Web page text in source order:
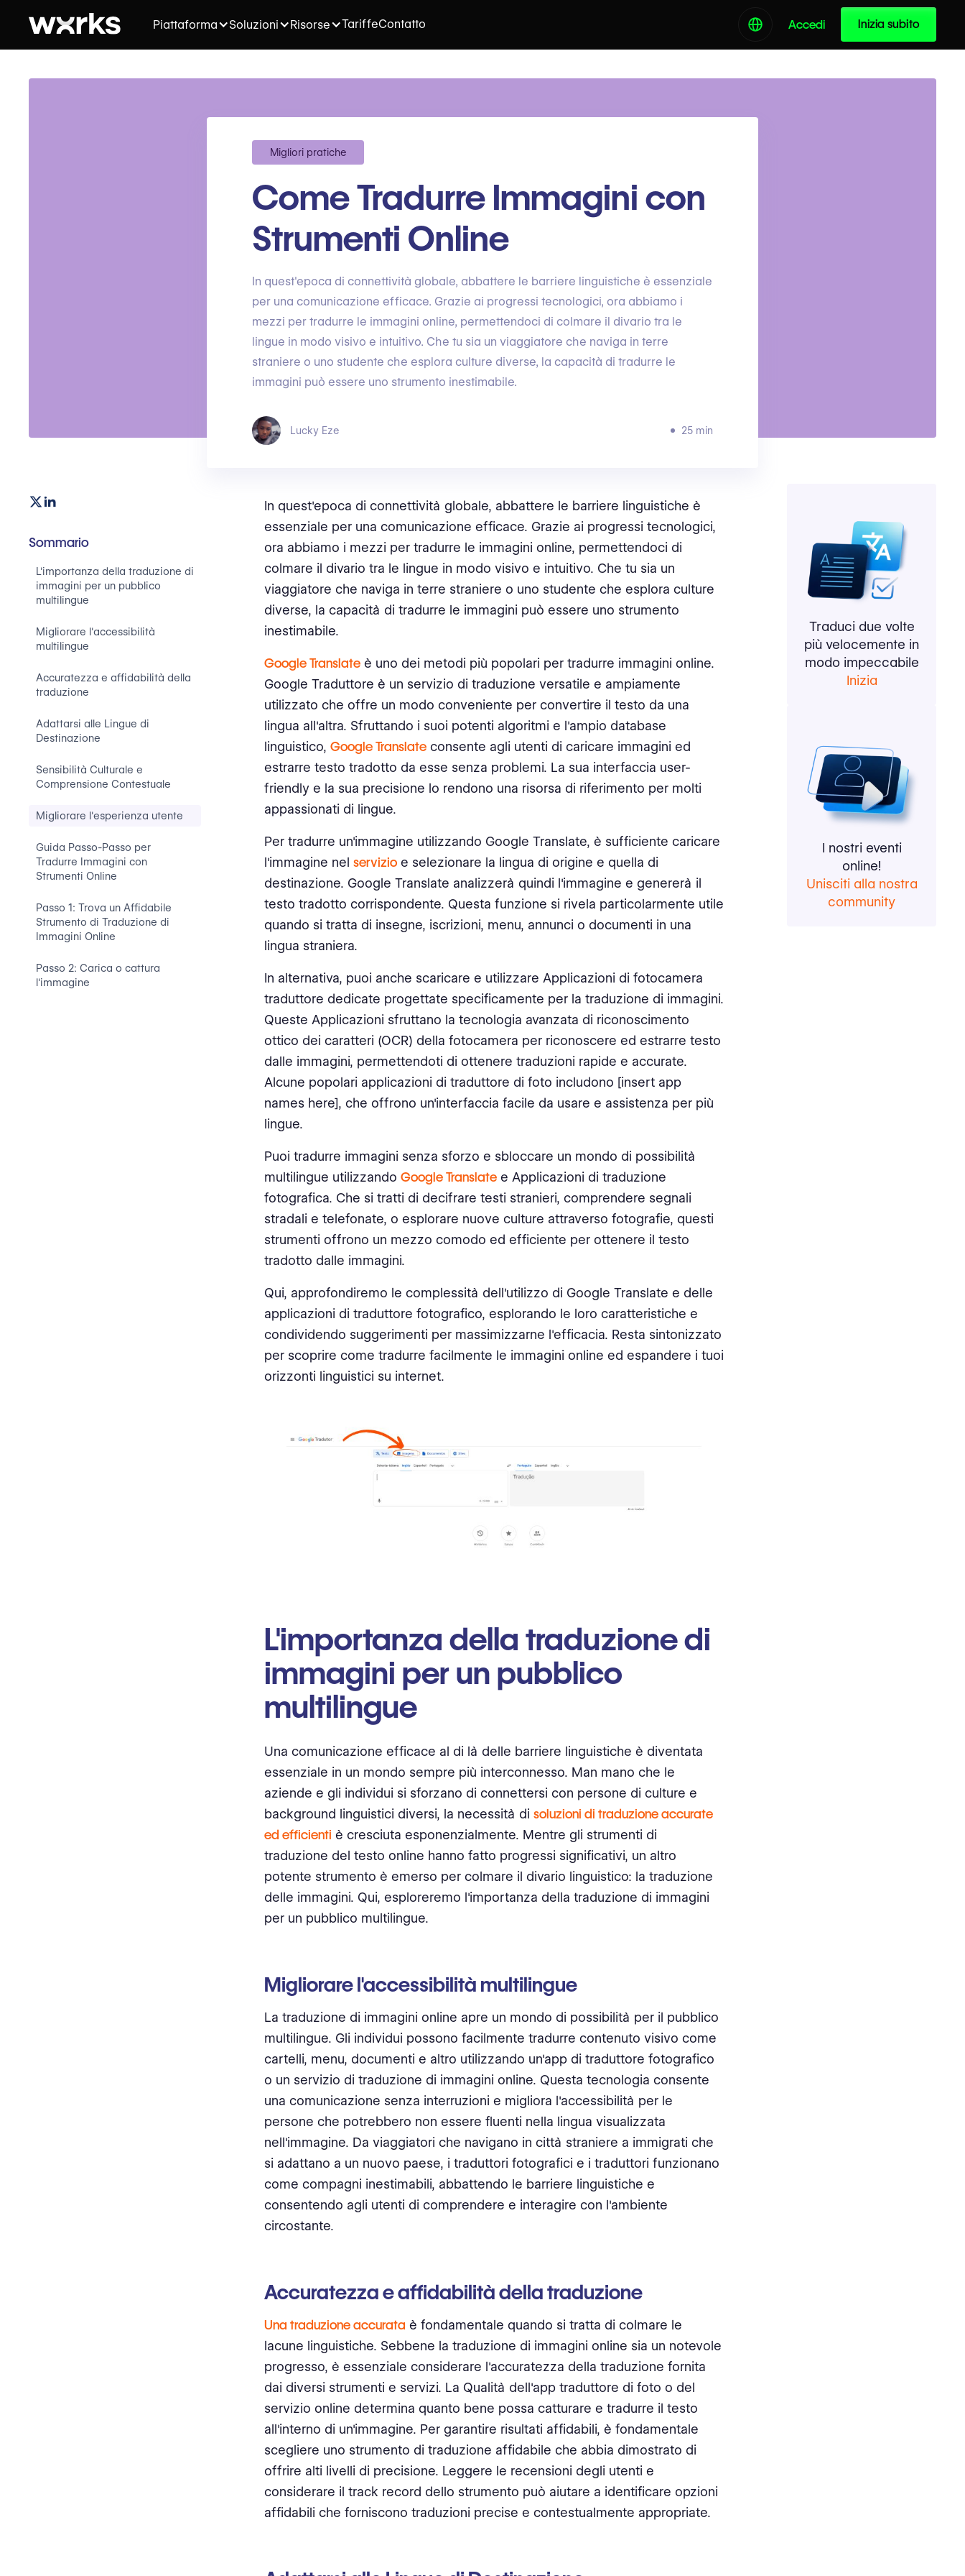
Piattaforma Soluzioni Risorse TariffeContatto Accedi Inizia subito
Migliori pratiche
Come Tradurre Immagini con
Strumenti Online
In quest'epoca di connettività globale, abbattere le barriere linguistiche è essenziale
per una comunicazione efficace. Grazie ai progressi tecnologici, ora abbiamo i
mezzi per tradurre le immagini online, permettendoci di colmare il divario tra le
lingue in modo visivo e intuitivo. Che tu sia un viaggiatore che naviga in terre
straniere o uno studente che esplora culture diverse, la capacità di tradurre le
immagini può essere uno strumento inestimabile.
Lucky Eze 25 min
Sommario
L'importanza della traduzione di
immagini per un pubblico
multilingue
Migliorare l'accessibilità
multilingue
Accuratezza e affidabilità della
traduzione
Adattarsi alle Lingue di
Destinazione
Sensibilità Culturale e
Comprensione Contestuale
Migliorare l'esperienza utente
Guida Passo-Passo per
Tradurre Immagini con
Strumenti Online
Passo 1: Trova un Affidabile
Strumento di Traduzione di
Immagini Online
Passo 2: Carica o cattura
l'immagine
In quest'epoca di connettività globale, abbattere le barriere linguistiche è
essenziale per una comunicazione efficace. Grazie ai progressi tecnologici,
ora abbiamo i mezzi per tradurre le immagini online, permettendoci di
colmare il divario tra le lingue in modo visivo e intuitivo. Che tu sia un
viaggiatore che naviga in terre straniere o uno studente che esplora culture
diverse, la capacità di tradurre le immagini può essere uno strumento
inestimabile.
Google Translate è uno dei metodi più popolari per tradurre immagini online.
Google Traduttore è un servizio di traduzione versatile e ampiamente
utilizzato che offre un modo conveniente per convertire il testo da una
lingua all'altra. Sfruttando i suoi potenti algoritmi e l'ampio database
linguistico, Google Translate consente agli utenti di caricare immagini ed
estrarre testo tradotto da esse senza problemi. La sua interfaccia user-
friendly e la sua precisione lo rendono una risorsa di riferimento per molti
appassionati di lingue.
Per tradurre un'immagine utilizzando Google Translate, è sufficiente caricare
l'immagine nel servizio e selezionare la lingua di origine e quella di
destinazione. Google Translate analizzerà quindi l'immagine e genererà il
testo tradotto corrispondente. Questa funzione si rivela particolarmente utile
quando si tratta di insegne, iscrizioni, menu, annunci o documenti in una
lingua straniera.
In alternativa, puoi anche scaricare e utilizzare Applicazioni di fotocamera
traduttore dedicate progettate specificamente per la traduzione di immagini.
Queste Applicazioni sfruttano la tecnologia avanzata di riconoscimento
ottico dei caratteri (OCR) della fotocamera per riconoscere ed estrarre testo
dalle immagini, permettendoti di ottenere traduzioni rapide e accurate.
Alcune popolari applicazioni di traduttore di foto includono [insert app
names here], che offrono un'interfaccia facile da usare e assistenza per più
lingue.
Puoi tradurre immagini senza sforzo e sbloccare un mondo di possibilità
multilingue utilizzando Google Translate e Applicazioni di traduzione
fotografica. Che si tratti di decifrare testi stranieri, comprendere segnali
stradali e telefonate, o esplorare nuove culture attraverso fotografie, questi
strumenti offrono un mezzo comodo ed efficiente per ottenere il testo
tradotto dalle immagini.
Qui, approfondiremo le complessità dell'utilizzo di Google Translate e delle
applicazioni di traduttore fotografico, esplorando le loro caratteristiche e
condividendo suggerimenti per massimizzarne l'efficacia. Resta sintonizzato
per scoprire come tradurre facilmente le immagini online ed espandere i tuoi
orizzonti linguistici su internet.
L'importanza della traduzione di
immagini per un pubblico
multilingue
Una comunicazione efficace al di là delle barriere linguistiche è diventata
essenziale in un mondo sempre più interconnesso. Man mano che le
aziende e gli individui si sforzano di connettersi con persone di culture e
background linguistici diversi, la necessità di soluzioni di traduzione accurate
ed efficienti è cresciuta esponenzialmente. Mentre gli strumenti di
traduzione del testo online hanno fatto progressi significativi, un altro
potente strumento è emerso per colmare il divario linguistico: la traduzione
delle immagini. Qui, esploreremo l'importanza della traduzione di immagini
per un pubblico multilingue.
Migliorare l'accessibilità multilingue
La traduzione di immagini online apre un mondo di possibilità per il pubblico
multilingue. Gli individui possono facilmente tradurre contenuto visivo come
cartelli, menu, documenti e altro utilizzando un'app di traduttore fotografico
o un servizio di traduzione di immagini online. Questa tecnologia consente
una comunicazione senza interruzioni e migliora l'accessibilità per le
persone che potrebbero non essere fluenti nella lingua visualizzata
nell'immagine. Da viaggiatori che navigano in città straniere a immigrati che
si adattano a un nuovo paese, i traduttori fotografici e i traduttori funzionano
come compagni inestimabili, abbattendo le barriere linguistiche e
consentendo agli utenti di comprendere e interagire con l'ambiente
circostante.
Accuratezza e affidabilità della traduzione
Una traduzione accurata è fondamentale quando si tratta di colmare le
lacune linguistiche. Sebbene la traduzione di immagini online sia un notevole
progresso, è essenziale considerare l'accuratezza della traduzione fornita
dai diversi strumenti e servizi. La Qualità dell'app traduttore di foto o del
servizio online determina quanto bene possa catturare e tradurre il testo
all'interno di un'immagine. Per garantire risultati affidabili, è fondamentale
scegliere uno strumento di traduzione affidabile che abbia dimostrato di
offrire alti livelli di precisione. Leggere le recensioni degli utenti e
considerare il track record dello strumento può aiutare a identificare opzioni
affidabili che forniscono traduzioni precise e contestualmente appropriate.
Traduci due volte
più velocemente in
modo impeccabile
Inizia
I nostri eventi
online!
Unisciti alla nostra
community